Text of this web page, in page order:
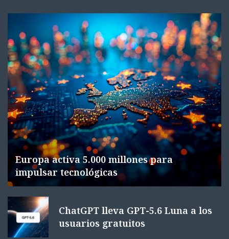
Europa activa 5.000 millones para
impulsar tecnológicas
ChatGPT lleva GPT-5.6 Luna a los
usuarios gratuitos